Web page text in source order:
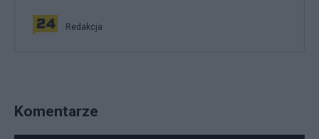
Redakcja
Komentarze